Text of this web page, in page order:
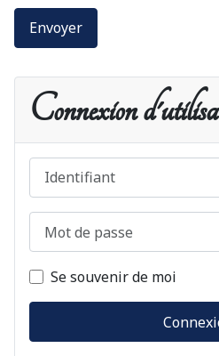
Envoyer
Connexion
Identifiant
Se souvenir de moi